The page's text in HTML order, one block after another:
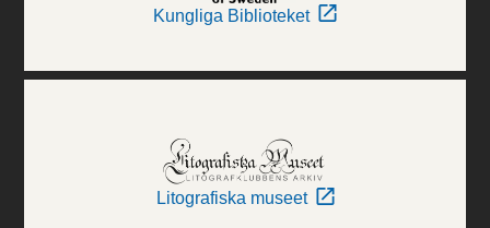
Kungliga Biblioteket
Litografiska museet